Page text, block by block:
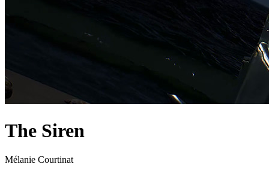
The Siren
Mélanie Courtinat